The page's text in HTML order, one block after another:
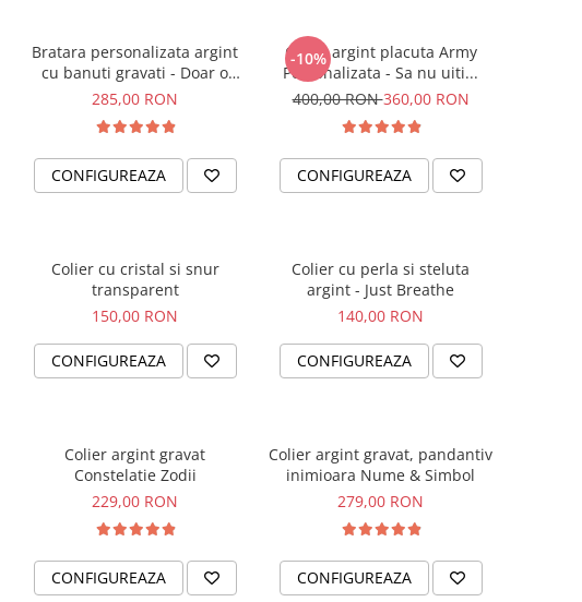
Bratara personalizata argint
cu banuti gravati - Doar o
inima uriasa
285,00 RON
CONFIGUREAZA
-10%
Colier argint placuta Army
Personalizata - Sa nu uiti...
400,00 RON360,00 RON
CONFIGUREAZA
Colier cu cristal si snur
transparent
150,00 RON
CONFIGUREAZA
Colier cu perla si steluta
argint - Just Breathe
140,00 RON
CONFIGUREAZA
Colier argint gravat
Constelatie Zodii
229,00 RON
CONFIGUREAZA
Colier argint gravat, pandantiv
inimioara Nume & Simbol
279,00 RON
CONFIGUREAZA